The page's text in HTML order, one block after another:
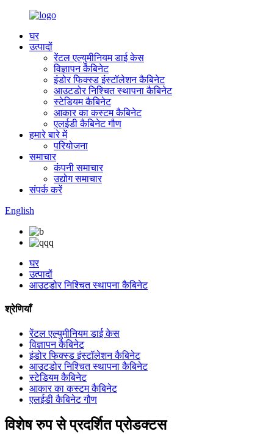
घर
उत्पादों
रेंटल एल्युमीनियम डाई केस
विज्ञापन कैबिनेट
इंडोर फिक्स्ड इंस्टॉलेशन कैबिनेट
आउटडोर निश्चित स्थापना कैबिनेट
स्टेडियम कैबिनेट
आकार का कस्टम कैबिनेट
एलईडी कैबिनेट गौण
हमारे बारे में
परियोजना
समाचार
कंपनी समाचार
उद्योग समाचार
संपर्क करें
English
घर
उत्पादों
आउटडोर निश्चित स्थापना कैबिनेट
श्रेणियाँ
रेंटल एल्युमीनियम डाई केस
विज्ञापन कैबिनेट
इंडोर फिक्स्ड इंस्टॉलेशन कैबिनेट
आउटडोर निश्चित स्थापना कैबिनेट
स्टेडियम कैबिनेट
आकार का कस्टम कैबिनेट
एलईडी कैबिनेट गौण
विशेष रुप से प्रदर्शित प्रोडक्टस